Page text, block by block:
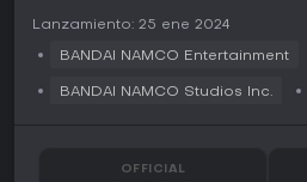
Lanzamiento: 25 ene 2024
BANDAI NAMCO Entertainment
BANDAI NAMCO Studios Inc.
OFFICIAL